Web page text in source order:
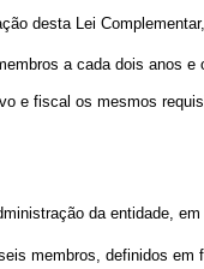
desta Lei
a cada dois anos
e fiscal os mesmos
da entidade,
membros, definidos